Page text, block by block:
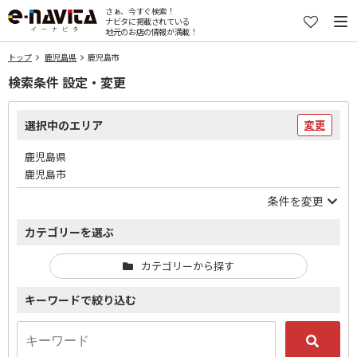
さぁ、今すぐ検索！
ナビタに掲載されている
地元のお店の情報が満載！
トップ 鹿児島県 鹿児島市
検索条件 設定・変更
選択中のエリア 変更
鹿児島県
鹿児島市
条件を変更
カテゴリーを選ぶ
カテゴリーから探す
キーワードで絞り込む